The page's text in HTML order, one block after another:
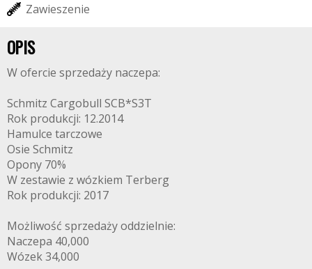
Zawieszenie
OPIS
W ofercie sprzedaży naczepa:
Schmitz Cargobull SCB*S3T
Rok produkcji: 12.2014
Hamulce tarczowe
Osie Schmitz
Opony 70%
W zestawie z wózkiem Terberg
Rok produkcji: 2017
Możliwość sprzedaży oddzielnie:
Naczepa 40,000
Wózek 34,000